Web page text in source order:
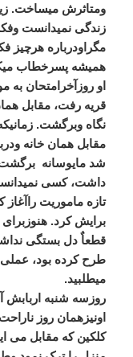
ومتاثرش میساخت.
زندگی نمیدانست
مگراودرباره هرچیز
همیشه پسرخطاب
او روزآخرامتحان
قریه رفت، مقابل
نگاه وبرگشت.
مقابل همان خانه
شد مایوسانه
داشت، کسی
تازه ماموریت راآغاز
برایش کرد. هنوزبرای
قطعاٌ دل بستگی
طرح کرده بود،
میطلبید.
روزسه شنبه اربابش
اونیزهمان روز
کلکین که مقابل می